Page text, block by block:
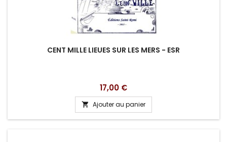
CENT MILLE LIEUES SUR LES MERS - ESR
Prix
17,00 €
 Ajouter au panier